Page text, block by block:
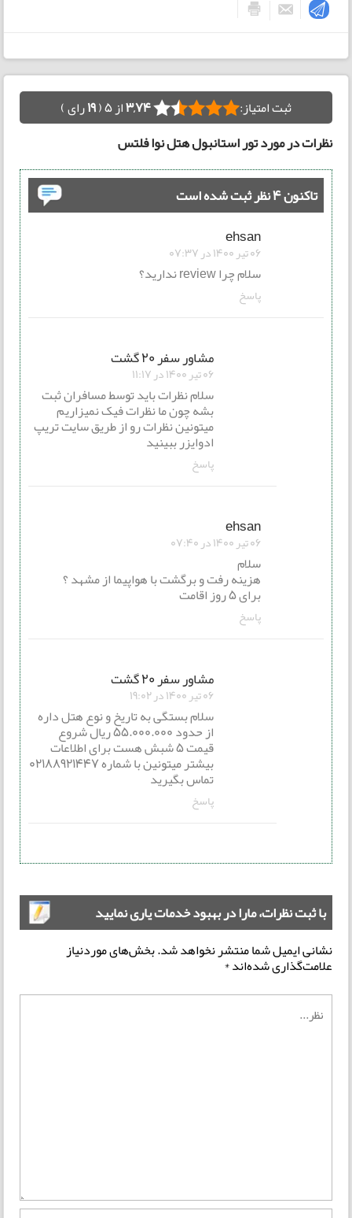
ثبت امتیاز: 3,74از 5 ( 19رای )
نظرات در مورد تور استانبول هتل نوا فلتس
تاکنون 4 نظر ثبت شده است
ehsan
06 تیر 1400 در 07:37
سلام چرا review ندارید؟
پاسخ
مشاور سفر 20 گشت
06 تیر 1400 در 11:17
سلام نظرات باید توسط مسافران ثبت
بشه چون ما نظرات فیک نمیزاریم
میتونین نظرات رو از طریق سایت تریپ
ادوایزر ببینید
پاسخ
ehsan
06 تیر 1400 در 07:40
سلام
هزینه رفت و برگشت با هواپیما از مشهد ؟
برای 5 روز اقامت
پاسخ
مشاور سفر 20 گشت
06 تیر 1400 در 19:02
سلام بستگی به تاریخ و نوع هتل داره
از حدود 55.000.000 ریال شروع
قیمت 5 شبش هست برای اطلاعات
بیشتر میتونین با شماره 02188921447
تماس بگیرید
پاسخ
با ثبت نظرات، مارا در بهبود خدمات یاری نمایید
نشانی ایمیل شما منتشر نخواهد شد.بخش‌های موردنیاز
علامت‌گذاری شده‌اند*